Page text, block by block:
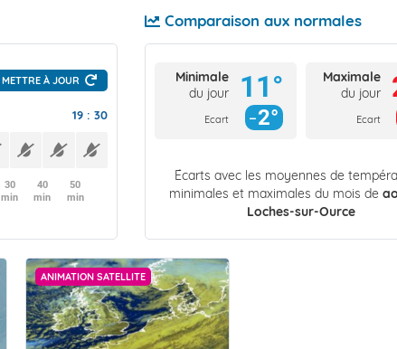
METTRE À JOUR
19 : 30
30
min
40
min
50
min
Comparaison aux normales
Minimale
du jour
Ecart
11°
2°
Maximale
du jour
Ecart
Écarts avec les moyennes de
minimales et maximales du mois de
Loches-sur-Ource
ANIMATION SATELLITE